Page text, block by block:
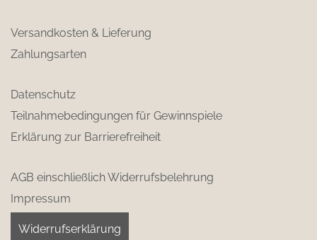
Versandkosten & Lieferung
Zahlungsarten
Datenschutz
Teilnahmebedingungen für Gewinnspiele
Erklärung zur Barrierefreiheit
AGB einschließlich Widerrufsbelehrung
Impressum
Widerrufserklärung